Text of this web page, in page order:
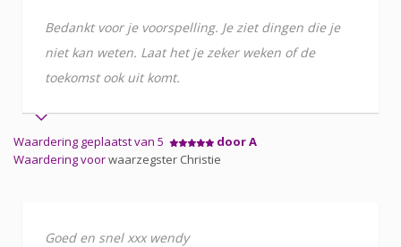
Bedankt voor je voorspelling. Je ziet dingen die je
niet kan weten. Laat het je zeker weken of de
toekomst ook uit komt.
Waardering geplaatst van 5
door A
Waardering voorwaarzegster Christie
Goed en snel xxx wendy